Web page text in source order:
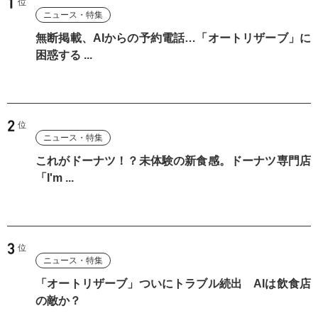
ニュース・特集
無断掲載、AIからの予約電話…「オートリザーブ」に
困惑する ...
ニュース・特集
これがドーナツ！？未体験の新食感。ドーナツ専門店
「I'm ...
ニュース・特集
「オートリザーブ」ついにトラブル続出 AIは飲食店
の敵か？